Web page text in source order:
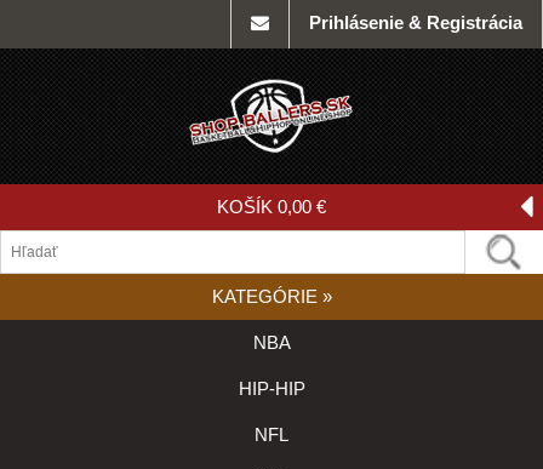
Prihlásenie & Registrácia
KOŠÍK 0,00 €
KATEGÓRIE »
NBA
HIP-HIP
NFL